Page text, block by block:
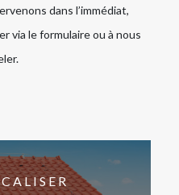
dans l’immédiat,
via le formulaire ou à nous